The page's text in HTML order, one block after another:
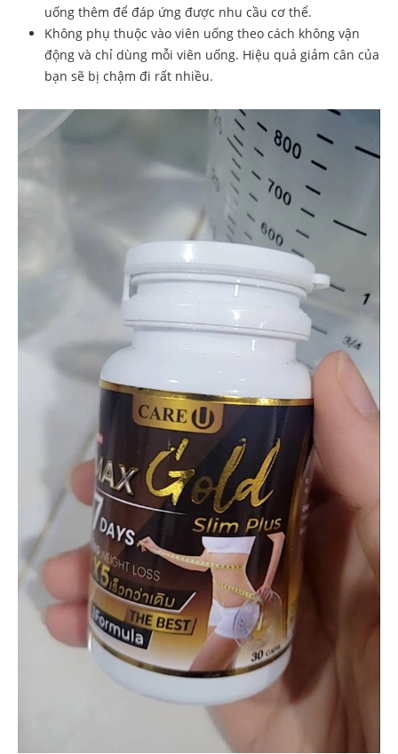
uống thêm để đáp ứng được nhu cầu cơ thể.
Không phụ thuộc vào viên uống theo cách không vận
động và chỉ dùng mỗi viên uống. Hiệu quả giảm cân của
bạn sẽ bị chậm đi rất nhiều.